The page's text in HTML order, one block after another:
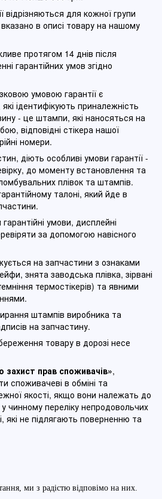
відрізняються для кожної групи
в описі товару на нашому
протягом 14 днів після
гарантійних умов згідно
умовою гарантії є
ідентифікують приналежність
- це штампи, які наносяться на
відповідні стікера нашої
номери.
діють особливі умови гарантії -
до моменту встановлення та
плівок та штампів.
талоні, який йде в
умови, дисплейні
за допомогою навісного
на запчастини з ознаками
знята заводська плівка, зірвані
термостікерів) та явними
штампів виробника та
на запчастину.
товару в дорозі несе
захист прав споживачів»,
споживачеві в обміні та
якості, якщо вони належать до
у чинному переліку непродовольчих
які не підлягають поверненню та
ми з радістю відповімо на них.